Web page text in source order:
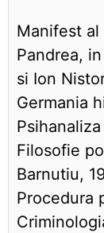
Manifest
Pandrea,
si Ion
Germania
Filosofie
Barnutiu,
Procedura